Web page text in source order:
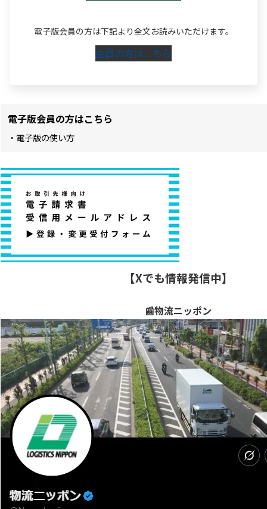
電子版会員の方は下記より全文お読みいただけます。
会員の方はこちら
電子版会員の方はこちら
・電子版の使い方
【Xでも情報発信中】
📰物流ニッポン